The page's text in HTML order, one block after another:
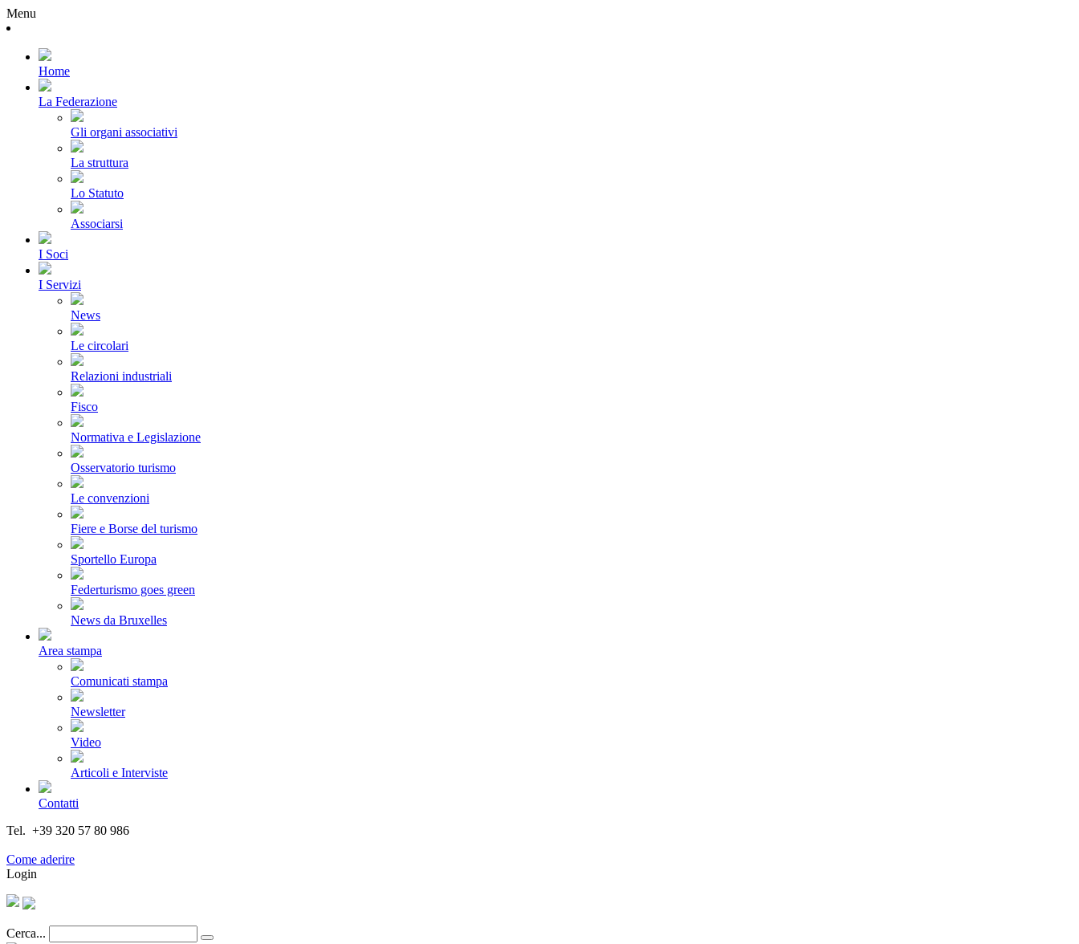
Menu
Home
La Federazione
Gli organi associativi
La struttura
Lo Statuto
Associarsi
I Soci
I Servizi
News
Le circolari
Relazioni industriali
Fisco
Normativa e Legislazione
Osservatorio turismo
Le convenzioni
Fiere e Borse del turismo
Sportello Europa
Federturismo goes green
News da Bruxelles
Area stampa
Comunicati stampa
Newsletter
Video
Articoli e Interviste
Contatti
Tel. +39 320 57 80 986
Come aderire
Login
Cerca...